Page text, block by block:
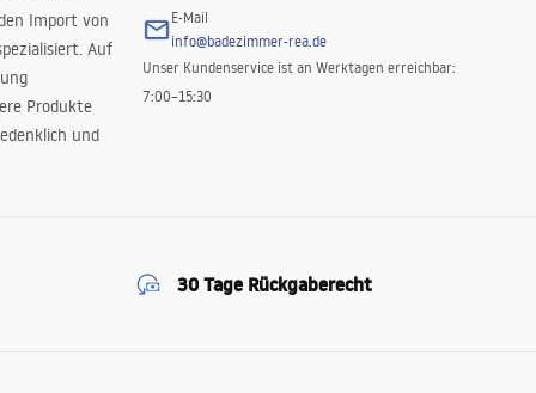
Import von
Auf
Produkte
und
E-Mail
info@badezimmer-rea.de
Unser Kundenservice ist an Werktagen erreichbar:
7:00–15:30
30 Tage Rückgaberecht